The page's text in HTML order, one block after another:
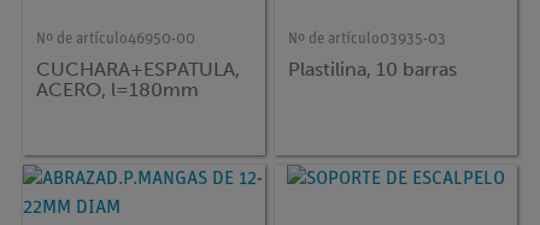
Nº de artículo46950-00
CUCHARA+ESPATULA,
ACERO, l=180mm
Nº de artículo03935-03
Plastilina, 10 barras